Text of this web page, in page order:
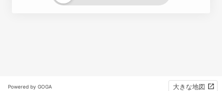
Powered by GOGA 大きな地図